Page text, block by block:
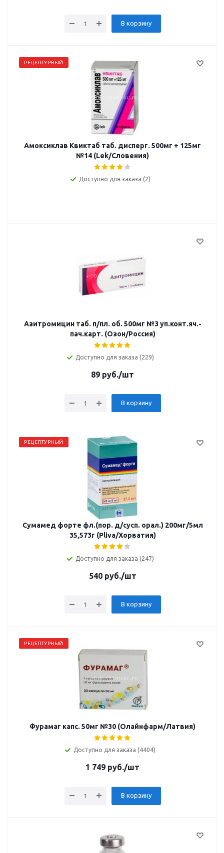
В корзину
РЕЦЕПТУРНЫЙ
Амоксиклав Квиктаб таб. дисперг. 500мг + 125мг
№14 (Lek/Словения)
Доступно для заказа (2)
Азитромицин таб. п/пл. об. 500мг №3 уп.конт.яч.-
пач.карт. (Озон/Россия)
Доступно для заказа (229)
89 руб./шт
В корзину
РЕЦЕПТУРНЫЙ
Сумамед форте фл.(пор. д/сусп. орал.) 200мг/5мл
35,573г (Pliva/Хорватия)
Доступно для заказа (247)
540руб./шт
В корзину
РЕЦЕПТУРНЫЙ
Фурамаг капс. 50мг №30 (Олайнфарм/Латвия)
Доступно для заказа (4404)
1 749 руб./шт
В корзину